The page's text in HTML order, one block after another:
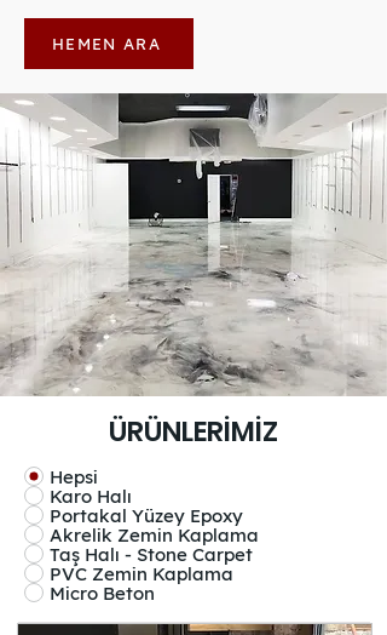
HEMEN ARA
ÜRÜNLERİMİZ
Hepsi
Karo Halı
Portakal Yüzey Epoxy
Akrelik Zemin Kaplama
Taş Halı - Stone Carpet
PVC Zemin Kaplama
Micro Beton